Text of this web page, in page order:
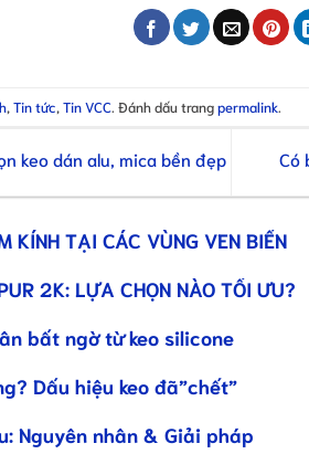
,Tin tức ,Tin VCC . Đánh dấu trangpermalink
keo dán alu, mica bền đẹp Có
KÍNH TẠI CÁC VÙNG VEN BIỂN
2K: LỰA CHỌN NÀO TỐI ƯU?
bất ngờ từ keo silicone
Dấu hiệu keo đã”chết”
Nguyên nhân & Giải pháp